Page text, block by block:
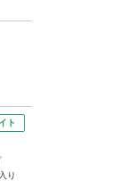
ト
り